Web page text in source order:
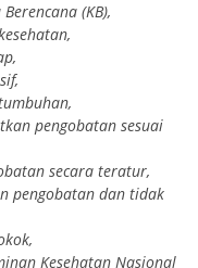
(KB),
pengobatan sesuai
secara teratur,
pengobatan dan tidak
Kesehatan Nasional